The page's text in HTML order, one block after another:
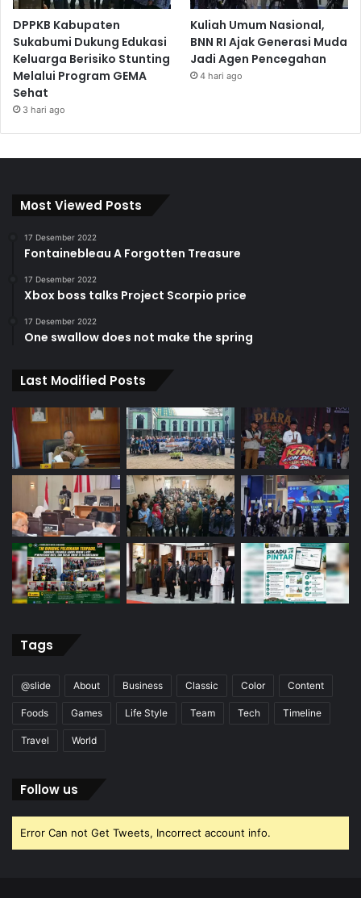
DPPKB Kabupaten
Sukabumi Dukung Edukasi
Keluarga Berisiko Stunting
Melalui Program GEMA
Sehat
3 hari ago
Kuliah Umum Nasional,
BNN RI Ajak Generasi Muda
Jadi Agen Pencegahan
4 hari ago
Most Viewed Posts
17 Desember 2022
Fontainebleau A Forgotten Treasure
17 Desember 2022
Xbox boss talks Project Scorpio price
17 Desember 2022
One swallow does not make the spring
Last Modified Posts
Tags
@slide About Business Classic Color Content
Foods Games Life Style Team Tech Timeline
Travel World
Follow us
Error Can not Get Tweets, Incorrect account info.